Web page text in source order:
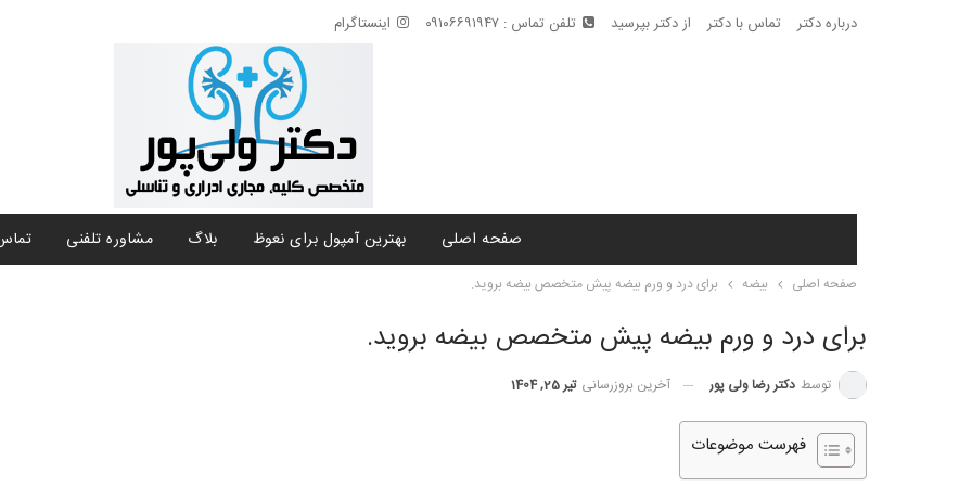
درباره دکتر تماس با دکتر از دکتر بپرسید تلفن تماس : ۰۹۱۰۶۶۹۱۹۴۷ اینستاگرام
صفحه اصلی بهترین آمپول برای نعوظ بلاگ مشاوره تلفنی
صفحه اصلی بیضه برای درد و ورم بیضه پیش متخصص بیضه بروید.
برای درد و ورم بیضه پیش متخصص بیضه بروید.
توسط دکتر رضا ولی پور آخرین بروزرسانی تیر 25, 1404
فهرست موضوعات